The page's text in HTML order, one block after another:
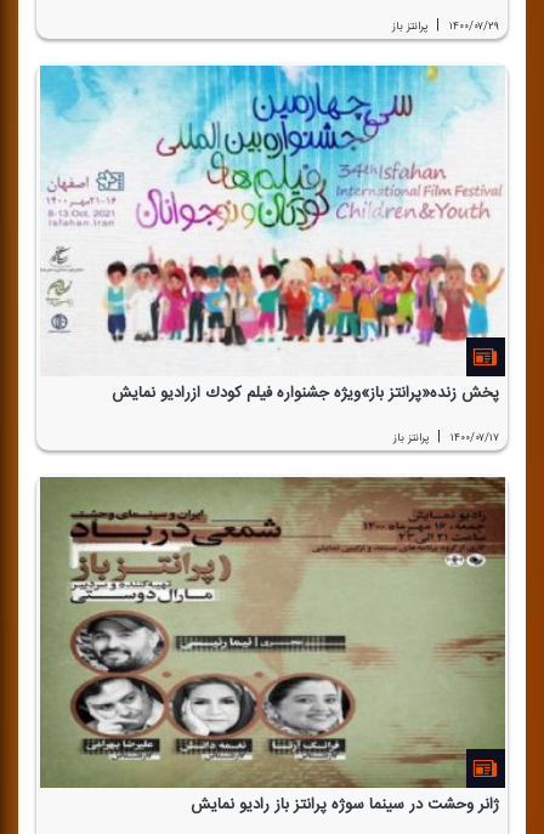
۱۴۰۰/۰۷/۲۹ | پرانتز باز
پخش زنده«پرانتز باز»ویژه جشنواره فیلم كودك ازرادیو نمایش
۱۴۰۰/۰۷/۱۷ | پرانتز باز
ژانر وحشت در سینما سوژه پرانتز باز رادیو نمایش